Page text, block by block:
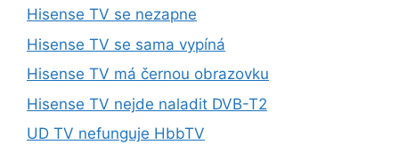
Hisense TV se nezapne
Hisense TV se sama vypíná
Hisense TV má černou obrazovku
Hisense TV nejde naladit DVB-T2
UD TV nefunguje HbbTV